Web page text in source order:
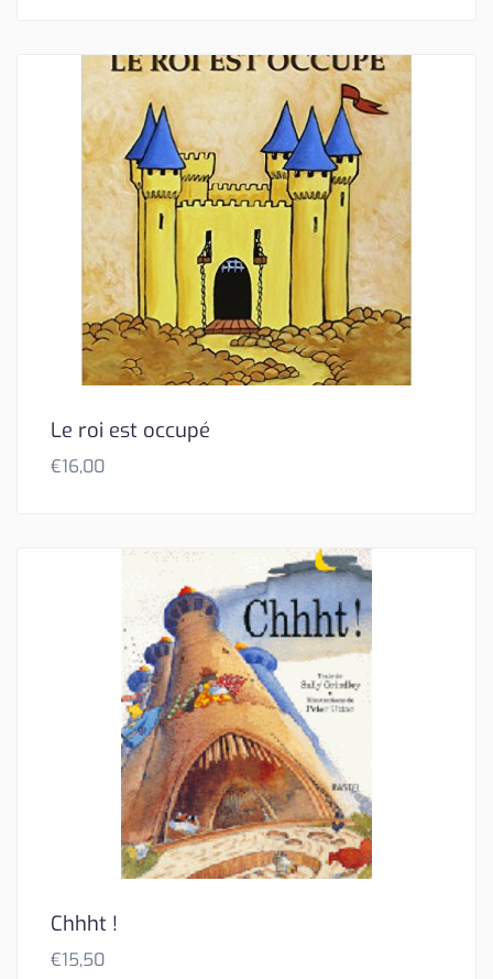
Le roi est occupé
€16,00
Chhht !
€15,50